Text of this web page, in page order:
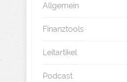
Allgemein
Finanztools
Leitartikel
Podcast